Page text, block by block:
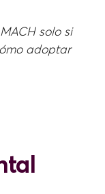
solo si
adoptar